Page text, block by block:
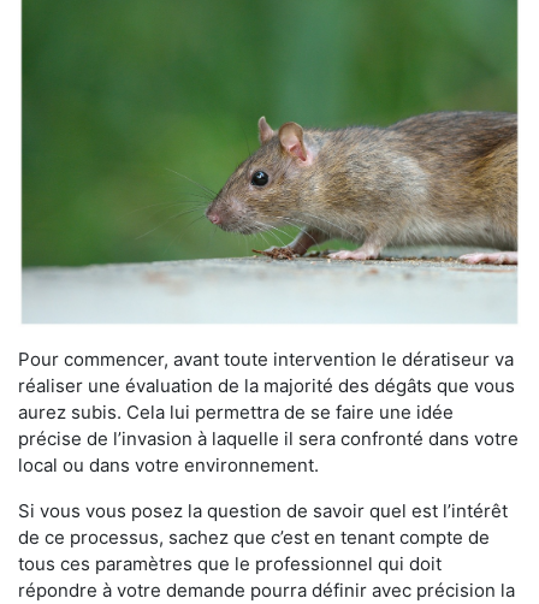
Pour commencer, avant toute intervention le dératiseur va
réaliser une évaluation de la majorité des dégâts que vous
aurez subis. Cela lui permettra de se faire une idée
précise de l’invasion à laquelle il sera confronté dans votre
local ou dans votre environnement.
Si vous vous posez la question de savoir quel est l’intérêt
de ce processus, sachez que c’est en tenant compte de
tous ces paramètres que le professionnel qui doit
répondre à votre demande pourra définir avec précision la